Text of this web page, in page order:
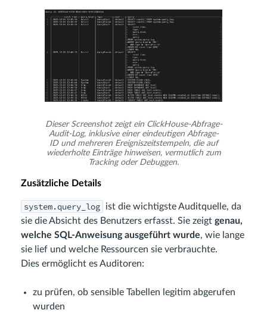
Dieser Screenshot zeigt ein ClickHouse-Abfrage-
Audit-Log, inklusive einer eindeutigen Abfrage-
ID und mehreren Ereigniszeitstempeln, die auf
wiederholte Einträge hinweisen, vermutlich zum
Tracking oder Debuggen.
Zusätzliche Details
system.query_log
ist die wichtigste Auditquelle, da
sie die Absicht des Benutzers erfasst. Sie zeigt genau,
welche SQL-Anweisung ausgeführt wurde, wie lange
sie lief und welche Ressourcen sie verbrauchte.
Dies ermöglicht es Auditoren:
zu prüfen, ob sensible Tabellen legitim abgerufen
wurden